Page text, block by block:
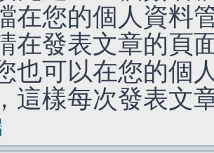
在您的個人資料
在發表文章的頁
也可以在您的個
這樣每次發表文